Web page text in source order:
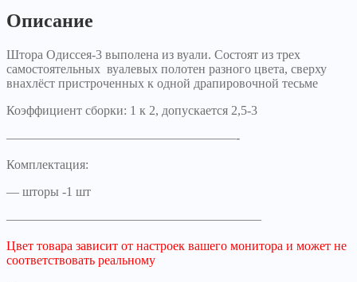
Описание
Штора Одиссея-3 выполена из вуали. Состоят из трех
самостоятельных вуалевых полотен разного цвета, сверху
внахлёст пристроченных к одной драпировочной тесьме
Коэффициент сборки: 1 к 2, допускается 2,5-3
——————————————————-
Комплектация:
— шторы -1 шт
————————————————————
Цвет товара зависит от настроек вашего монитора и может не
соответствовать реальному